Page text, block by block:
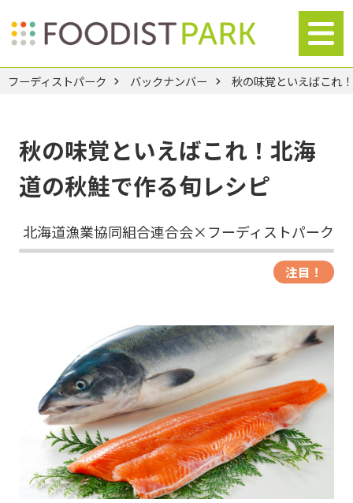
フーディストパーク バックナンバー 秋の味覚といえばこれ
秋の味覚といえばこれ！北海
道の秋鮭で作る旬レシピ
北海道漁業協同組合連合会×フーディストパーク
注目！